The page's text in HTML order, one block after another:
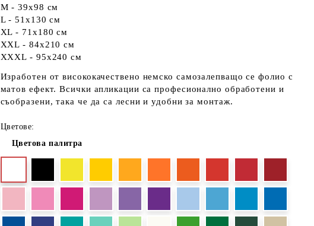
М - 39х98 см
L - 51х130 см
XL - 71х180 см
XXL - 84х210 см
XXXL - 95х240 см
Изработен от висококачествено немско самозалепващо се фолио с
матов ефект. Всички апликации са професионално обработени и
съобразени, така че да са лесни и удобни за монтаж.
Цветове:
Цветова палитра